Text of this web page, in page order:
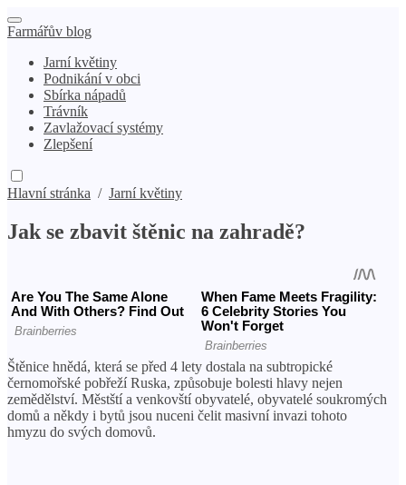
Farmářův blog
Jarní květiny
Podnikání v obci
Sbírka nápadů
Trávník
Zavlažovací systémy
Zlepšení
Hlavní stránka / Jarní květiny
Jak se zbavit štěnic na zahradě?
Štěnice hnědá, která se před 4 lety dostala na subtropické
černomořské pobřeží Ruska, způsobuje bolesti hlavy nejen
zemědělství. Městští a venkovští obyvatelé, obyvatelé soukromých
domů a někdy i bytů jsou nuceni čelit masivní invazi tohoto
hmyzu do svých domovů.